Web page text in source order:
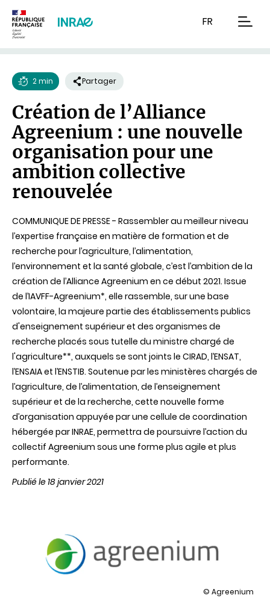
FR
de
lecture
2 min Partager
Création de l’Alliance
Agreenium : une nouvelle
organisation pour une
ambition collective
renouvelée
COMMUNIQUE DE PRESSE - Rassembler au meilleur niveau
l’expertise française en matière de formation et de
recherche pour l’agriculture, l’alimentation,
l’environnement et la santé globale, c’est l’ambition de la
création de l’Alliance Agreenium en ce début 2021. Issue
de l’IAVFF-Agreenium*, elle rassemble, sur une base
volontaire, la majeure partie des établissements publics
d'enseignement supérieur et des organismes de
recherche placés sous tutelle du ministre chargé de
l'agriculture**, auxquels se sont joints le CIRAD, l’ENSAT,
l’ENSAIA et l’ENSTIB. Soutenue par les ministères chargés de
l’agriculture, de l’alimentation, de l’enseignement
supérieur et de la recherche, cette nouvelle forme
d’organisation appuyée par une cellule de coordination
hébergée par INRAE, permettra de poursuivre l’action du
collectif Agreenium sous une forme plus agile et plus
performante.
Publié le 18 janvier 2021
illustration
© Agreenium